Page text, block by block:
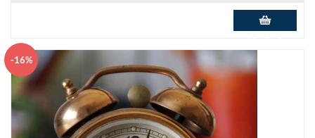
-16%